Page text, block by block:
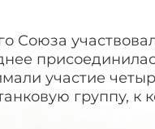
Союза
участие
группу, к